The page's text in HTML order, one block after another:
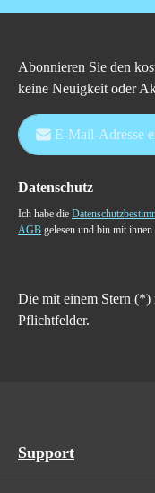
Abonnieren Sie den
keine Neuigkeit oder
E-Mail-Adresse*
Datenschutz
Ich habe die
AGB gelesen und bin mit ihnen
Die mit einem Stern (*)
Pflichtfelder.
Support